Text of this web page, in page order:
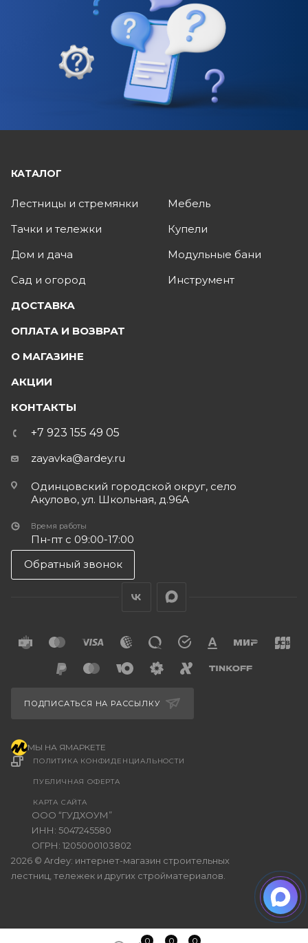
0 0 0
КАТАЛОГ
Лестницы и стремянки
Тачки и тележки
Дом и дача
Сад и огород
Мебель
Купели
Модульные бани
Инструмент
ДОСТАВКА
ОПЛАТА И ВОЗВРАТ
О МАГАЗИНЕ
АКЦИИ
КОНТАКТЫ
+7 923 155 49 05
zayavka@ardey.ru
Одинцовский городской округ, село
Акулово, ул. Школьная, д.96А
Время работы
Пн-пт с 09:00-17:00
Обратный звонок
2026 © Ardey: интернет-магазин строительных
лестниц, тележек и других стройматериалов.
ООО “ГУДХОУМ”
ИНН: 5047245580
ОГРН: 1205000103802
ПОЛИТИКА КОНФИДЕНЦИАЛЬНОСТИ
ПУБЛИЧНАЯ ОФЕРТА
КАРТА САЙТА
ПОДПИСАТЬСЯ НА РАССЫЛКУ
МЫ НА ЯМАРКЕТЕ